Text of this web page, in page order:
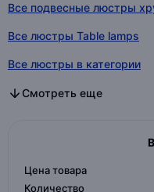
Все подвесные люстры
Все люстры Table lamps
Все люстры в категории
Все подвесные люстры
Все люстры в категории
Смотреть еще
Цена товара
Количество